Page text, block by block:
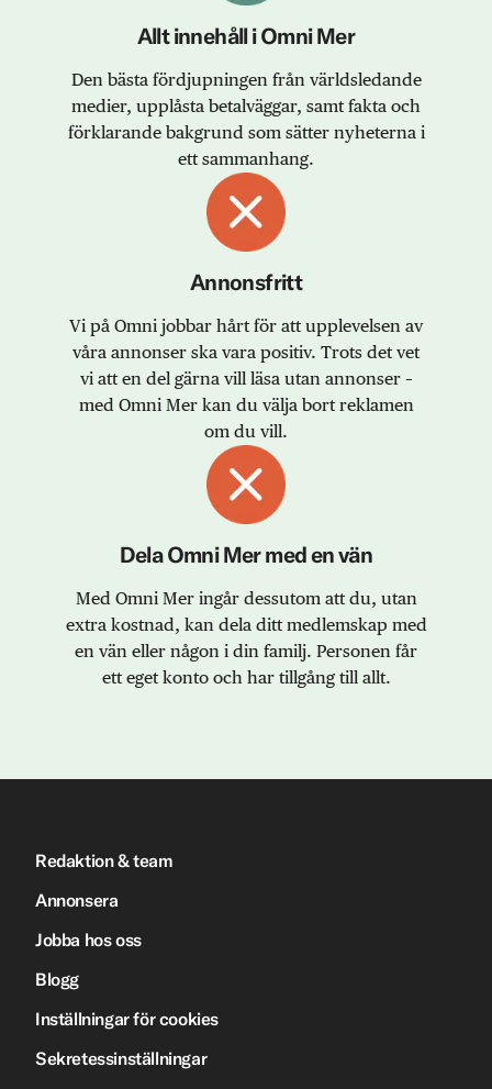
Allt innehåll i Omni Mer
Den bästa fördjupningen från världsledande
medier, upplåsta betalväggar, samt fakta och
förklarande bakgrund som sätter nyheterna i
ett sammanhang.
Annonsfritt
Vi på Omni jobbar hårt för att upplevelsen av
våra annonser ska vara positiv. Trots det vet
vi att en del gärna vill läsa utan annonser –
med Omni Mer kan du välja bort reklamen
om du vill.
Dela Omni Mer med en vän
Med Omni Mer ingår dessutom att du, utan
extra kostnad, kan dela ditt medlemskap med
en vän eller någon i din familj. Personen får
ett eget konto och har tillgång till allt.
Redaktion & team
Annonsera
Jobba hos oss
Blogg
Inställningar för cookies
Sekretessinställningar